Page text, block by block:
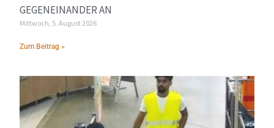
EGENEINANDER AN
Mittwoch, 5. August 2026
Zum Beitrag »